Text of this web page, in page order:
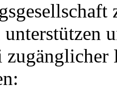
unterstützen